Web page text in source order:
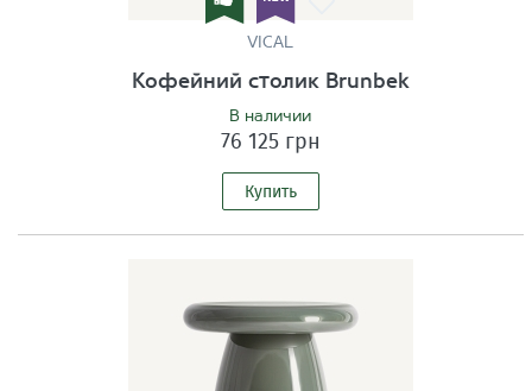
VICAL
Кофейний столик Brunbek
В наличии
76 125 грн
Купить